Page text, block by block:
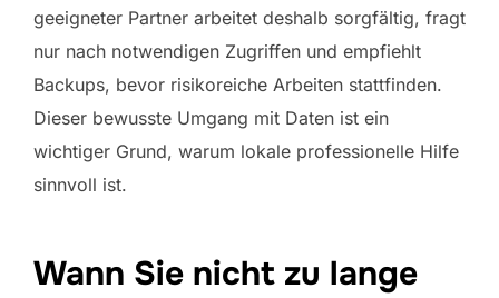
geeigneter Partner arbeitet deshalb sorgfältig, fragt
nur nach notwendigen Zugriffen und empfiehlt
Backups, bevor risikoreiche Arbeiten stattfinden.
Dieser bewusste Umgang mit Daten ist ein
wichtiger Grund, warum lokale professionelle Hilfe
sinnvoll ist.
Wann Sie nicht zu lange